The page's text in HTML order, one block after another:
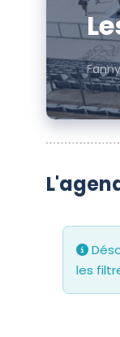
les